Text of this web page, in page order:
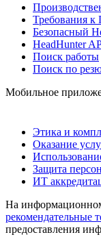
Требования
Безопасный
HeadHunter
Поиск работы
Поиск по
Мобильное
Этика и
Оказание
Защита
ИТ
На
рекомендательные
предоставления